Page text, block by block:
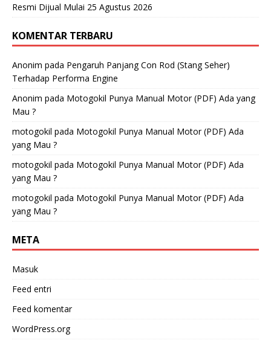
Resmi Dijual Mulai 25 Agustus 2026
KOMENTAR TERBARU
Anonim pada Pengaruh Panjang Con Rod (Stang Seher)
Terhadap Performa Engine
Anonim pada Motogokil Punya Manual Motor (PDF) Ada yang
Mau ?
motogokil pada Motogokil Punya Manual Motor (PDF) Ada
yang Mau ?
motogokil pada Motogokil Punya Manual Motor (PDF) Ada
yang Mau ?
motogokil pada Motogokil Punya Manual Motor (PDF) Ada
yang Mau ?
META
Masuk
Feed entri
Feed komentar
WordPress.org